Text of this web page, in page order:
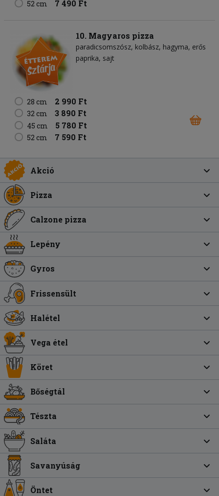
52 cm 7 490 Ft
10. Magyaros pizza
paradicsomszósz kolbász hagyma erős
paprika sajt
28 cm 2 990 Ft
32 cm 3 890 Ft
45 cm 5 780 Ft
52 cm 7 590 Ft
Akció
Pizza
Calzone pizza
Lepény
Gyros
Frissensült
Halétel
Vega étel
Köret
Bőségtál
Tészta
Saláta
Savanyúság
Öntet